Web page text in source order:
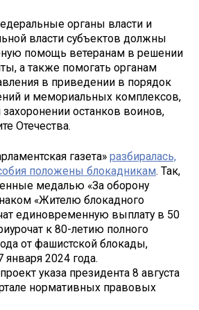
органы власти и
власти субъектов должны
помощь ветеранам в решении
а также помогать органам
в приведении в порядок
и мемориальных комплексов,
останков воинов,
Отечества.
газета» разбиралась,
положены блокадникам. Так,
медалью «За оборону
«Жителю блокадного
единовременную выплату в 50
к 80-летию полного
от фашистской блокады,
января 2024 года.
указа президента 8 августа
нормативных правовых